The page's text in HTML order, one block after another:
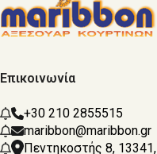
Επικοινωνία
+30 210 2855515
maribbon@maribbon.gr
Πεντηκοστής 8,